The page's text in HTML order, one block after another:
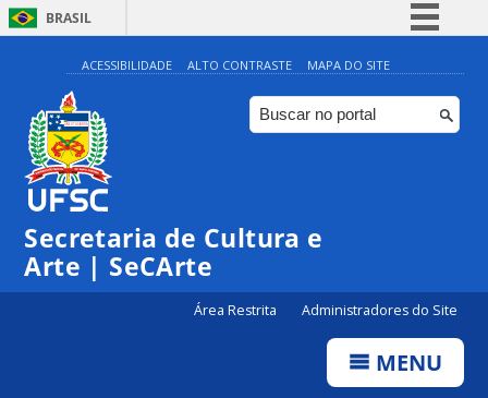
BRASIL
Simplifique!
Comunica BR
Participe
ACESSIBILIDADE ALTO CONTRASTE MAPA DO SITE
Secretaria de Cultura e
Arte | SeCArte
Área Restrita Administradores do Site
MENU
0:00
1:00